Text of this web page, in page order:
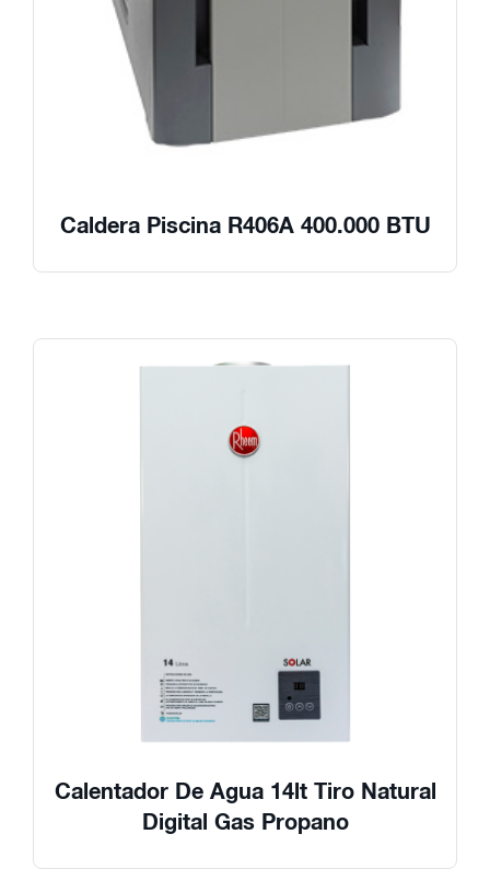
Caldera Piscina R406A 400.000 BTU
Calentador De Agua 14lt Tiro Natural
Digital Gas Propano